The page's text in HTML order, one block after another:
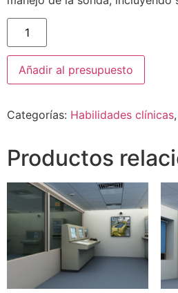
Añadir al presupuesto
Categorías: Habilidades clínicas,
Productos